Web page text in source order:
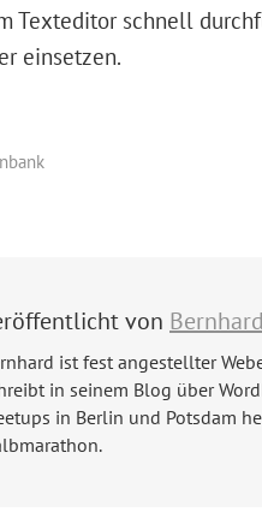
Texteditor schnell
einsetzen.
von Bernhard
ist fest angestellter
in seinem Blog über
in Berlin und Potsdam